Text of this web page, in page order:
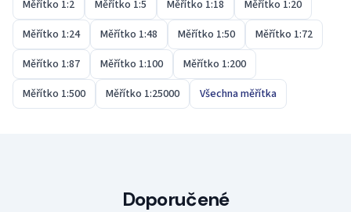
Měřítko 1:2 Měřítko 1:5 Měřítko 1:18
Měřítko 1:20
Měřítko 1:24
Měřítko 1:48 Měřítko 1:50
Měřítko 1:72
Měřítko 1:87
Měřítko 1:100
Měřítko 1:200
Měřítko 1:500
Měřítko 1:25000 Všechna měřítka
Doporučené